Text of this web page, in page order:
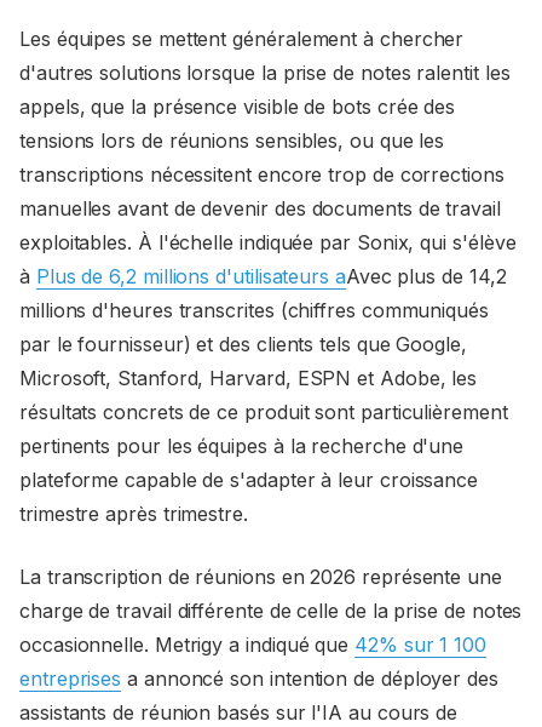
Les équipes se mettent généralement à chercher
d'autres solutions lorsque la prise de notes ralentit les
appels, que la présence visible de bots crée des
tensions lors de réunions sensibles, ou que les
transcriptions nécessitent encore trop de corrections
manuelles avant de devenir des documents de travail
exploitables. À l'échelle indiquée par Sonix, qui s'élève
à Plus de 6,2 millions d'utilisateurs aAvec plus de 14,2
millions d'heures transcrites (chiffres communiqués
par le fournisseur) et des clients tels que Google,
Microsoft, Stanford, Harvard, ESPN et Adobe, les
résultats concrets de ce produit sont particulièrement
pertinents pour les équipes à la recherche d'une
plateforme capable de s'adapter à leur croissance
trimestre après trimestre.
La transcription de réunions en 2026 représente une
charge de travail différente de celle de la prise de notes
occasionnelle. Metrigy a indiqué que 42% sur 1 100
entreprises a annoncé son intention de déployer des
assistants de réunion basés sur l'IA au cours de